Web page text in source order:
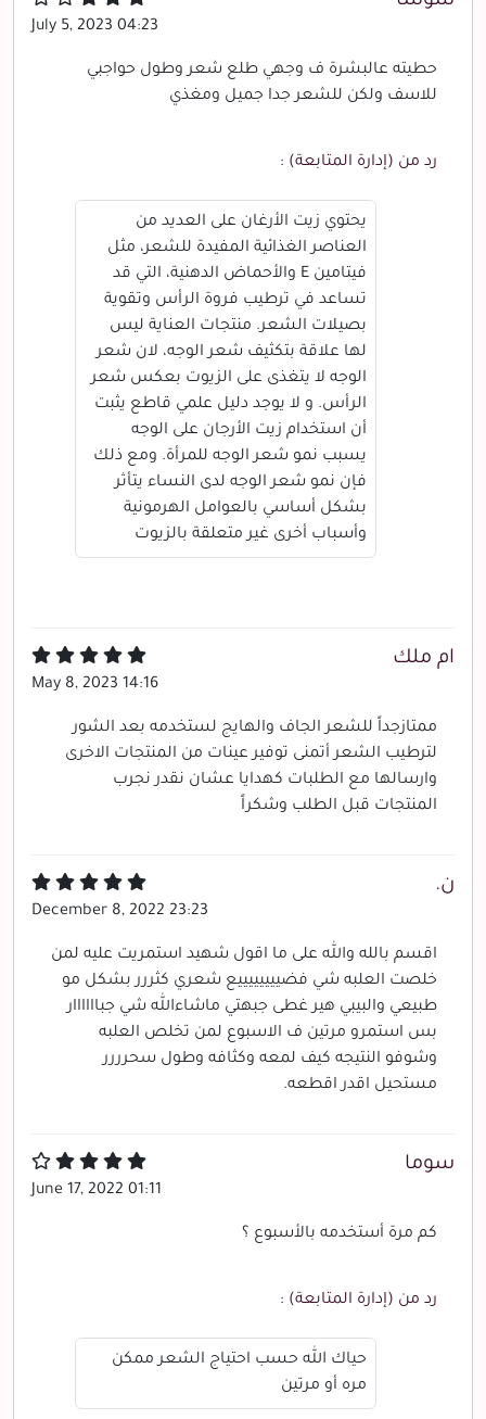
July 5, 2023 04:23
حطيته عالبشرة ف وجهي طلع شعر وطول حواجبي
للاسف ولكن للشعر جدا جميل ومغذي
رد من (إدارة المتابعة) :
يحتوي زيت الأرغان على العديد من
العناصر الغذائية المفيدة للشعر، مثل
فيتامين E والأحماض الدهنية، التي قد
تساعد في ترطيب فروة الرأس وتقوية
بصيلات الشعر. منتجات العناية ليس
لها علاقة بتكثيف شعر الوجه، لان شعر
الوجه لا يتغذى على الزيوت بعكس شعر
الرأس. و لا يوجد دليل علمي قاطع يثبت
أن استخدام زيت الأرجان على الوجه
يسبب نمو شعر الوجه للمرأة. ومع ذلك
فإن نمو شعر الوجه لدى النساء يتأثر
بشكل أساسي بالعوامل الهرمونية
وأسباب أخرى غير متعلقة بالزيوت
ام ملك
May 8, 2023 14:16
ممتازجداً للشعر الجاف والهايج لستخدمه بعد الشور
لترطيب الشعر أتمنى توفير عينات من المنتجات الاخرى
وارسالها مع الطلبات كهدايا عشان نقدر نجرب
المنتجات قبل الطلب وشكراً
ن.
December 8, 2022 23:23
اقسم بالله والله على ما اقول شهيد استمريت عليه لمن
خلصت العلبه شي فضييييييييع شعري كثررر بشكل مو
طبيعي والبيبي هير غطى جبهتي ماشاءالله شي جباااااار
بس استمرو مرتين ف الاسبوع لمن تخلص العلبه
وشوفو النتيجه كيف لمعه وكثافه وطول سحرررر
مستحيل اقدر اقطعه.
سوما
June 17, 2022 01:11
كم مرة أستخدمه بالأسبوع ؟
رد من (إدارة المتابعة) :
حياك الله حسب احتياج الشعر ممكن
مره أو مرتين